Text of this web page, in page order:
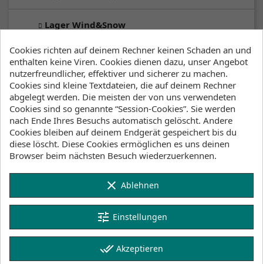
Lager Wind&Snow
2-4 Werktage
Klicke hier um die Lagerbestände anzuzeigen
Artikeldetails Lagerbestand
Artikel-Nr.
1260411
Artikel
Technische Daten
Geeignete Sportart Kite Foil
Cookies richten auf deinem Rechner keinen Schaden an und
enthalten keine Viren. Cookies dienen dazu, unser Angebot
nutzerfreundlicher, effektiver und sicherer zu machen.
Cookies sind kleine Textdateien, die auf deinem Rechner
abgelegt werden. Die meisten der von uns verwendeten
Cookies sind so genannte “Session-Cookies”. Sie werden
nach Ende Ihres Besuchs automatisch gelöscht. Andere
Cookies bleiben auf deinem Endgerät gespeichert bis du
diese löscht. Diese Cookies ermöglichen es uns deinen
Browser beim nächsten Besuch wiederzuerkennen.
clear Ablehnen
tune Einstellungen
done_all Akzeptieren